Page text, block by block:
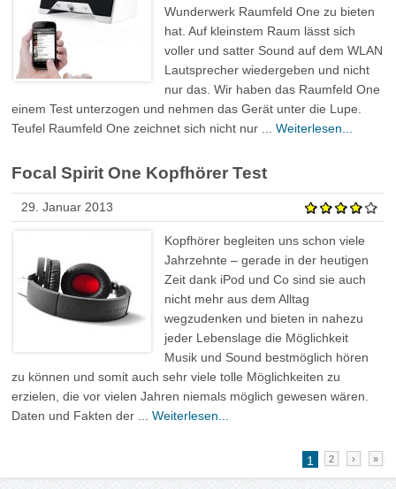
Wunderwerk Raumfeld One zu bieten
hat. Auf kleinstem Raum lässt sich
voller und satter Sound auf dem WLAN
Lautsprecher wiedergeben und nicht
nur das. Wir haben das Raumfeld One
einem Test unterzogen und nehmen das Gerät unter die Lupe.
Teufel Raumfeld One zeichnet sich nicht nur ...Weiterlesen...
Focal Spirit One Kopfhörer Test
29. Januar 2013
Kopfhörer begleiten uns schon viele
Jahrzehnte – gerade in der heutigen
Zeit dank iPod und Co sind sie auch
nicht mehr aus dem Alltag
wegzudenken und bieten in nahezu
jeder Lebenslage die Möglichkeit
Musik und Sound bestmöglich hören
zu können und somit auch sehr viele tolle Möglichkeiten zu
erzielen, die vor vielen Jahren niemals möglich gewesen wären.
Daten und Fakten der ...Weiterlesen...
1 2 › »